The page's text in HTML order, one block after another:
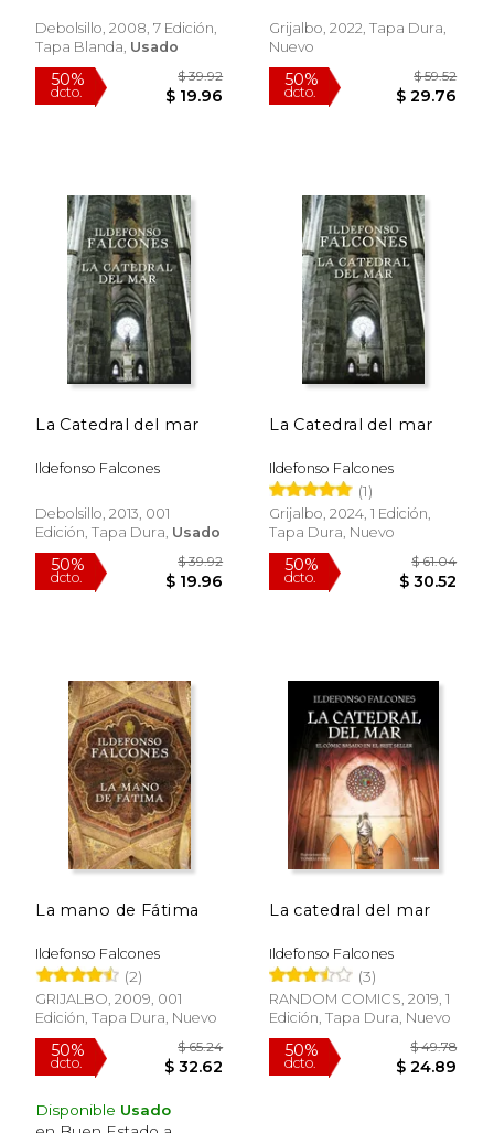
50% 50%
Debolsillo, 2008, 7 Edición,
Tapa Blanda, Usado
50%
dcto.
Grijalbo, 2022, Tapa Dura,
Nuevo
50%
dcto.
La Catedral del mar
Ildefonso Falcones
Debolsillo, 2013, 001
Edición, Tapa Dura, Usado
La Catedral del mar
Ildefonso Falcones
(1)
Grijalbo, 2024, 1 Edición,
Tapa Dura, Nuevo
La mano de Fátima
Ildefonso Falcones
(2)
GRIJALBO, 2009, 001
Edición, Tapa Dura, Nuevo
Disponible Usado
La catedral del mar
Ildefonso Falcones
(3)
RANDOM COMICS, 2019, 1
Edición, Tapa Dura, Nuevo